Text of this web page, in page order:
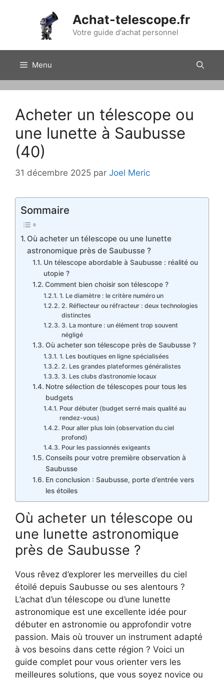
Achat-telescope.fr
Votre guide d'achat personnel
Menu
Acheter un télescope ou
une lunette à Saubusse
(40)
31 décembre 2025 par Joel Meric
Sommaire
Où acheter un télescope ou une lunette
astronomique près de Saubusse ?
Un télescope abordable à Saubusse : réalité ou
utopie ?
Comment bien choisir son télescope ?
1. Le diamètre : le critère numéro un
2. Réflecteur ou réfracteur : deux technologies
distinctes
3. La monture : un élément trop souvent
négligé
Où acheter son télescope près de Saubusse ?
1. Les boutiques en ligne spécialisées
2. Les grandes plateformes généralistes
3. Les clubs d’astronomie locaux
Notre sélection de télescopes pour tous les
budgets
Pour débuter (budget serré mais qualité au
rendez-vous)
Pour aller plus loin (observation du ciel
profond)
Pour les passionnés exigeants
Conseils pour votre première observation à
Saubusse
En conclusion : Saubusse, porte d’entrée vers
les étoiles
Où acheter un télescope ou
une lunette astronomique
près de Saubusse ?
Vous rêvez d’explorer les merveilles du ciel
étoilé depuis Saubusse ou ses alentours ?
L’achat d’un télescope ou d’une lunette
astronomique est une excellente idée pour
débuter en astronomie ou approfondir votre
passion. Mais où trouver un instrument adapté
à vos besoins dans cette région ? Voici un
guide complet pour vous orienter vers les
meilleures solutions, que vous soyez novice ou